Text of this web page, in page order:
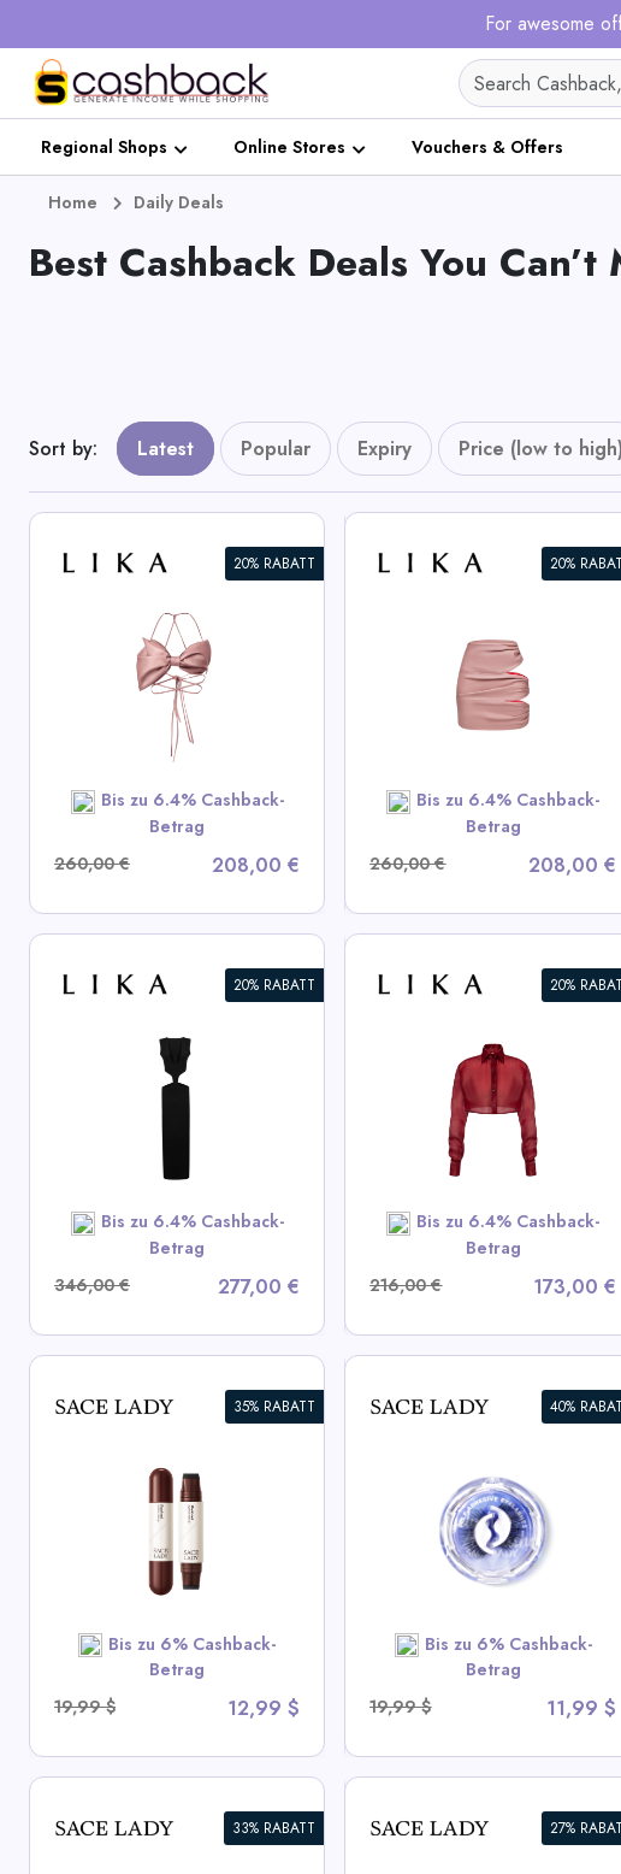
For awesome
Regional Shops Online Stores Vouchers & Offers
Home Daily Deals
Best Cashback Deals You Can’t
Sort by: Latest Popular Expiry Price (low to high)
20% RABATT
Bis zu 6.4% Cashback-
Betrag
260,00 €
208,00 €
20%
Bis zu 6.4% Cashback-
Betrag
260,00 €
208,00 €
Drapierte Pink-Minirock
View All LIKA Deals
Drapierung
View All LIKA Deals
SHOP NOW
20% RABATT
Bis zu 6.4% Cashback-
Betrag
346,00 €
277,00 €
20%
Bis zu 6.4% Cashback-
Betrag
216,00 €
173,00 €
Kurz Bordeaux Hemd
Schwarzes strukturiertes
Mini-Kleid
View All LIKA Deals
SHOP NOW
35% RABATT
Bis zu 6% Cashback-
Betrag
19,99 $
12,99 $
40%
Bis zu 6% Cashback-
Betrag
19,99 $
11,99 $
Selbstklebende Wimpern
Wangencreme
View All Sace Lady Deals
SHOP NOW
33% RABATT 27%